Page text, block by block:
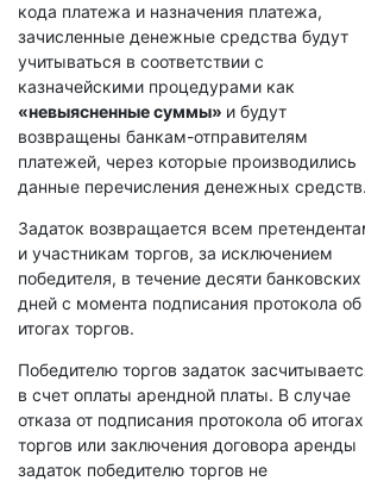
кода платежа и назначения платежа,
зачисленные денежные средства будут
учитываться в соответствии с
казначейскими процедурами как
«невыясненные суммы» и будут
возвращены банкам-отправителям
платежей, через которые производились
данные перечисления денежных средств.
Задаток возвращается всем
и участникам торгов, за исключением
победителя, в течение десяти банковских
дней с момента подписания протокола об
итогах торгов.
Победителю торгов задаток
в счет оплаты арендной платы. В случае
отказа от подписания протокола об итогах
торгов или заключения договора аренды
задаток победителю торгов не